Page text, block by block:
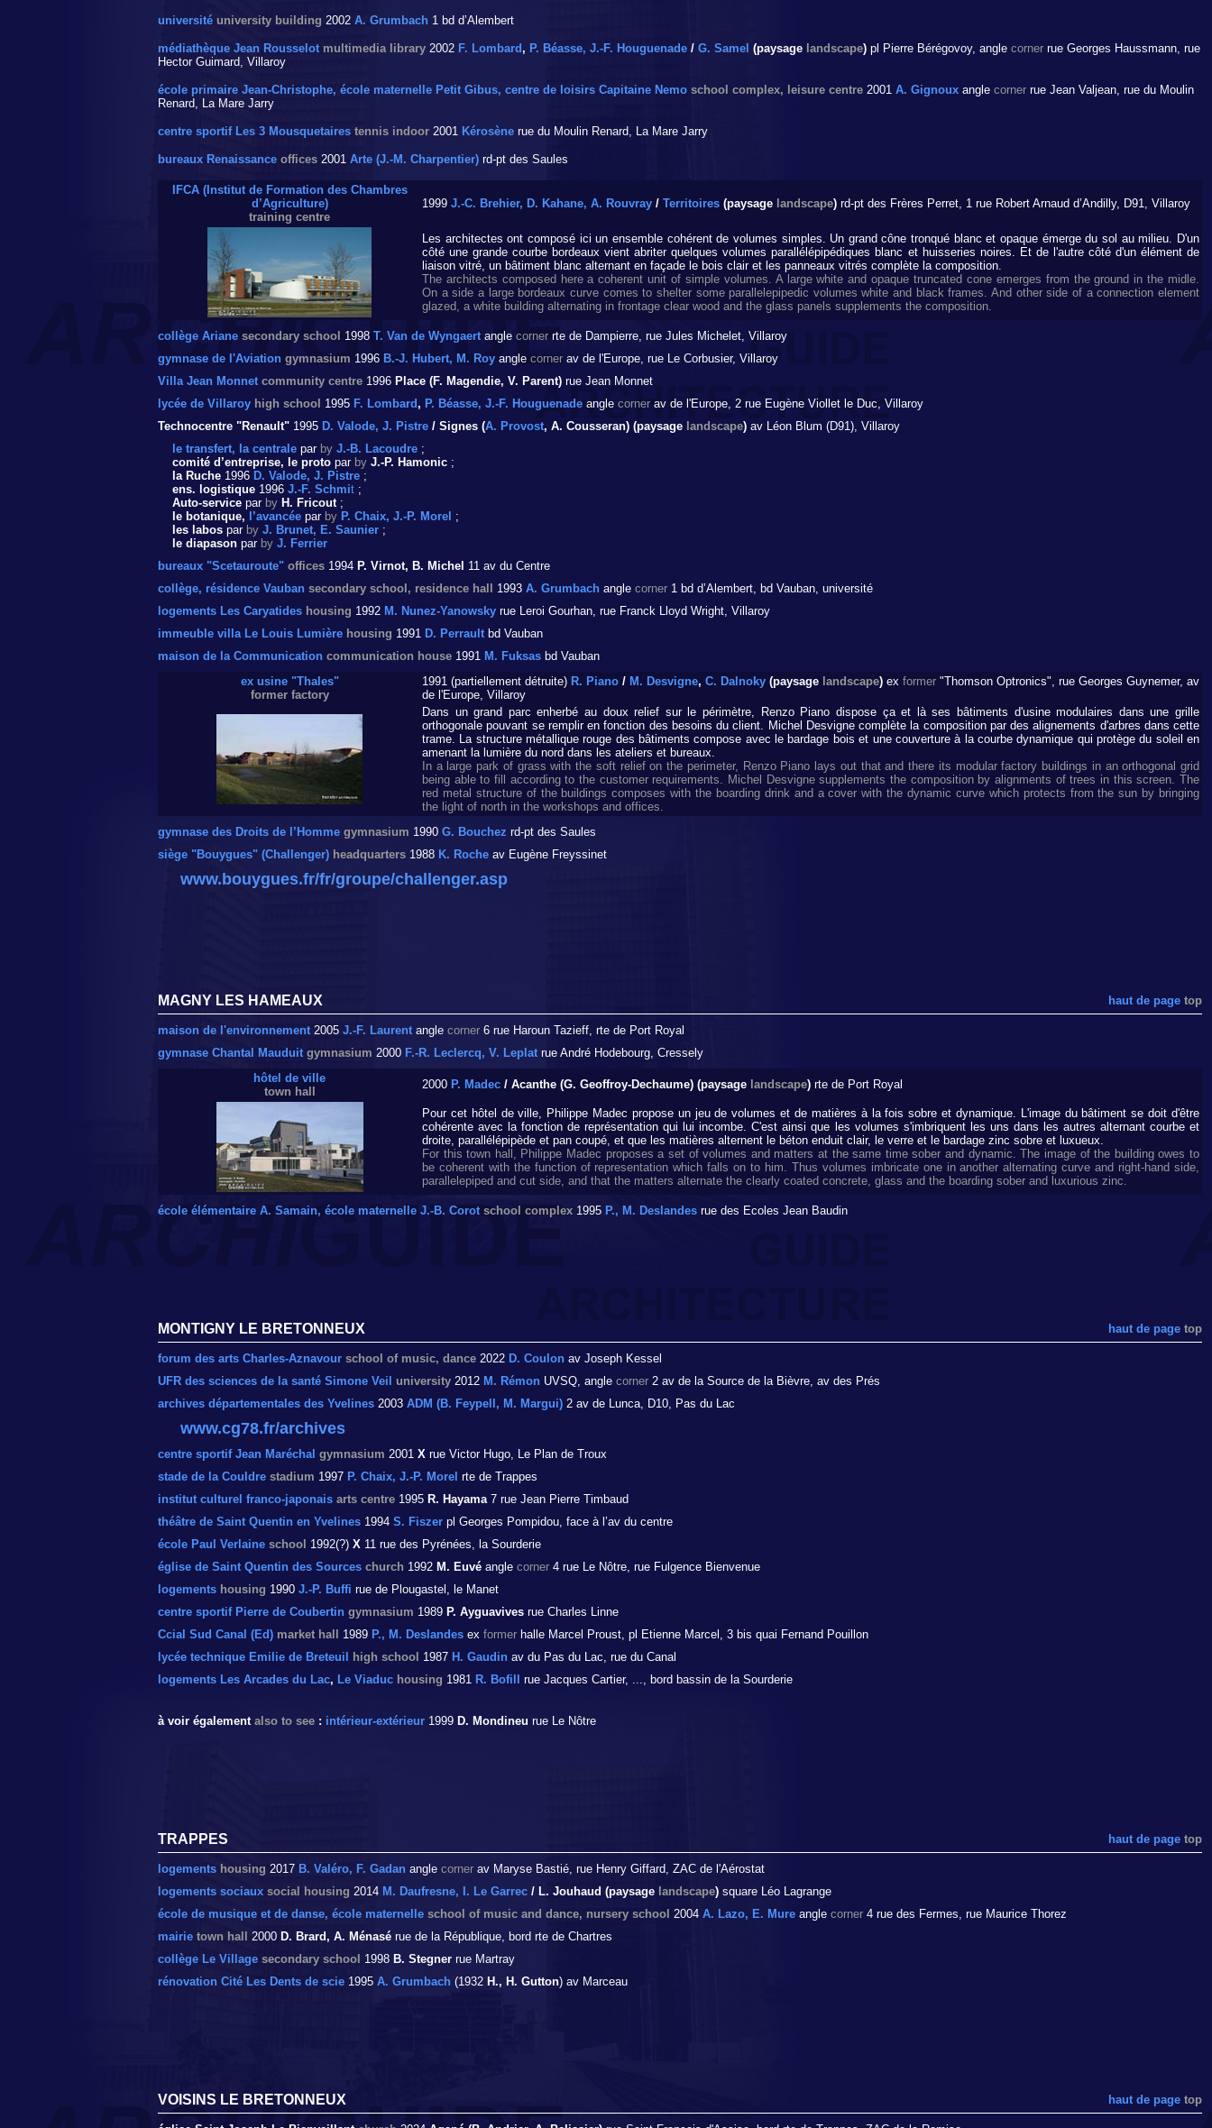
université university building 2002 A. Grumbach 1 bd d’Alembert
médiathèque Jean Rousselot multimedia library 2002 F. Lombard , P. Béasse, J.-F. Houguenade / G. Samel (paysage landscape) pl Pierre Bérégovoy, angle corner rue Georges Haussmann, rue
Hector Guimard, Villaroy
école primaire Jean-Christophe, école maternelle Petit Gibus, centre de loisirs Capitaine Nemo school complex, leisure centre 2001 A. Gignoux angle corner rue Jean Valjean, rue du Moulin
Renard, La Mare Jarry
centre sportif Les 3 Mousquetaires tennis indoor 2001 Kérosène rue du Moulin Renard, La Mare Jarry
bureaux Renaissance offices 2001 Arte (J.-M. Charpentier) rd-pt des Saules
IFCA (Institut de Formation des Chambres
d’Agriculture)
training centre
1999 J.-C. Brehier, D. Kahane, A. Rouvray / Territoires (paysage landscape) rd-pt des Frères Perret, 1 rue Robert Arnaud d’Andilly, D91, Villaroy
Les architectes ont composé ici un ensemble cohérent de volumes simples. Un grand cône tronqué blanc et opaque émerge du sol au milieu. D'un
côté une grande courbe bordeaux vient abriter quelques volumes parallélépipédiques blanc et huisseries noires. Et de l'autre côté d'un élément de
liaison vitré, un bâtiment blanc alternant en façade le bois clair et les panneaux vitrés complète la composition.
The architects composed here a coherent unit of simple volumes. A large white and opaque truncated cone emerges from the ground in the midle.
On a side a large bordeaux curve comes to shelter some parallelepipedic volumes white and black frames. And other side of a connection element
glazed, a white building alternating in frontage clear wood and the glass panels supplements the composition.
collège Ariane secondary school 1998 T. Van de Wyngaertangle corner rte de Dampierre, rue Jules Michelet, Villaroy
gymnase de l'Aviation gymnasium 1996 B.-J. Hubert, M. Roy angle corner av de l'Europe, rue Le Corbusier, Villaroy
Villa Jean Monnet community centre 1996 Place (F. Magendie, V. Parent) rue Jean Monnet
lycée de Villaroy high school 1995 F. Lombard , P. Béasse, J.-F. Houguenade angle corner av de l'Europe, 2 rue Eugène Viollet le Duc, Villaroy
Technocentre "Renault" 1995 D. Valode, J. Pistre / Signes (A. Provost, A. Cousseran) (paysage landscape) av Léon Blum (D91), Villaroy
le transfert, la centrale par by J.-B. Lacoudre ;
comité d’entreprise, le proto par by J.-P. Hamonic ;
la Ruche 1996 D. Valode, J. Pistre ;
ens. logistique 1996 J.-F. Schmit ;
Auto-service par by H. Fricout;
le botanique,
l’avancée par by P. Chaix, J.-P. Morel ;
les labos par by J. Brunet, E. Saunier ;
le diapason par by J. Ferrier
bureaux "Scetauroute" offices 1994 P. Virnot, B. Michel 11 av du Centre
collège, résidence Vauban secondary school, residence hall 1993 A. Grumbach angle corner 1 bd d’Alembert, bd Vauban, université
logements Les Caryatides housing 1992 M. Nunez-Yanowsky rue Leroi Gourhan, rue Franck Lloyd Wright, Villaroy
immeuble villa Le Louis Lumière housing 1991 D. Perraultbd Vauban
maison de la Communication communication house 1991 M. Fuksas bd Vauban
ex usine "Thales"
former factory
1991 (partiellement détruite) R. Piano / M. Desvigne, C. Dalnoky (paysage landscape) ex former "Thomson Optronics", rue Georges Guynemer, av
de l'Europe, Villaroy
Dans un grand parc enherbé au doux relief sur le périmètre, Renzo Piano dispose ça et là ses bâtiments d'usine modulaires dans une grille
orthogonale pouvant se remplir en fonction des besoins du client. Michel Desvigne complète la composition par des alignements d'arbres dans cette
trame. La structure métallique rouge des bâtiments compose avec le bardage bois et une couverture à la courbe dynamique qui protège du soleil en
amenant la lumière du nord dans les ateliers et bureaux.
In a large park of grass with the soft relief on the perimeter, Renzo Piano lays out that and there its modular factory buildings in an orthogonal grid
being able to fill according to the customer requirements. Michel Desvigne supplements the composition by alignments of trees in this screen. The
red metal structure of the buildings composes with the boarding drink and a cover with the dynamic curve which protects from the sun by bringing
the light of north in the workshops and offices.
gymnase des Droits de l’Homme gymnasium 1990 G. Bouchez rd-pt des Saules
siège "Bouygues" (Challenger) headquarters 1988 K. Roche av Eugène Freyssinet
www.bouygues.fr/fr/groupe/challenger.asp
MAGNY LES HAMEAUX haut de page top
maison de l'environnement2005 J.-F. Laurent angle corner 6 rue Haroun Tazieff, rte de Port Royal
gymnase Chantal Mauduit gymnasium 2000 F.-R. Leclercq, V. Leplat rue André Hodebourg, Cressely
hôtel de ville
town hall
2000 P. Madec / Acanthe (G. Geoffroy-Dechaume) (paysage landscape) rte de Port Royal
Pour cet hôtel de ville, Philippe Madec propose un jeu de volumes et de matières à la fois sobre et dynamique. L'image du bâtiment se doit d'être
cohérente avec la fonction de représentation qui lui incombe. C'est ainsi que les volumes s'imbriquent les uns dans les autres alternant courbe et
droite, parallélépipède et pan coupé, et que les matières alternent le béton enduit clair, le verre et le bardage zinc sobre et luxueux.
For this town hall, Philippe Madec proposes a set of volumes and matters at the same time sober and dynamic. The image of the building owes to
be coherent with the function of representation which falls on to him. Thus volumes imbricate one in another alternating curve and right-hand side,
parallelepiped and cut side, and that the matters alternate the clearly coated concrete, glass and the boarding sober and luxurious zinc.
école élémentaire A. Samain, école maternelle J.-B. Corot school complex 1995 P., M. Deslandes rue des Ecoles Jean Baudin
MONTIGNY LE BRETONNEUX haut de page top
forum des arts Charles-Aznavour school of music, dance 2022 D. Coulon av Joseph Kessel
UFR des sciences de la santé Simone Veil university 2012 M. Rémon UVSQ, angle corner 2 av de la Source de la Bièvre, av des Prés
archives départementales des Yvelines 2003 ADM (B. Feypell, M. Margui) 2 av de Lunca, D10, Pas du Lac
www.cg78.fr/archives
centre sportif Jean Maréchal gymnasium 2001 X rue Victor Hugo, Le Plan de Troux
stade de la Couldre stadium 1997 P. Chaix, J.-P. Morel rte de Trappes
institut culturel franco-japonais arts centre 1995 R. Hayama7 rue Jean Pierre Timbaud
théâtre de Saint Quentin en Yvelines 1994 S. Fiszer pl Georges Pompidou, face à l’av du centre
école Paul Verlaine school 1992(?) X 11 rue des Pyrénées, la Sourderie
église de Saint Quentin des Sources church 1992 M. Euvé angle corner 4 rue Le Nôtre, rue Fulgence Bienvenue
logements housing 1990 J.-P. Buffi rue de Plougastel, le Manet
centre sportif Pierre de Coubertin gymnasium 1989 P. Ayguavives rue Charles Linne
Ccial Sud Canal (Ed) market hall 1989 P., M. Deslandes ex former halle Marcel Proust, pl Etienne Marcel, 3 bis quai Fernand Pouillon
lycée technique Emilie de Breteuil
high school 1987 H. Gaudin av du Pas du Lac, rue du Canal
logements Les Arcades du Lac, Le Viaduc housing 1981 R. Bofill rue Jacques Cartier, ..., bord bassin de la Sourderie
à voir également also to see : intérieur-extérieur 1999 D. Mondineu rue Le Nôtre
TRAPPES haut de page top
logements housing 2017 B. Valéro, F. Gadan angle corner av Maryse Bastié, rue Henry Giffard, ZAC de l'Aérostat
logements sociaux social housing 2014 M. Daufresne, I. Le Garrec / L. Jouhaud (paysage landscape) square Léo Lagrange
école de musique et de danse, école maternelle school of music and dance, nursery school 2004 A. Lazo, E. Mure angle corner 4 rue des Fermes, rue Maurice Thorez
mairie town hall 2000 D. Brard, A. Ménasé rue de la République, bord rte de Chartres
collège Le Village secondary school 1998 B. Stegner rue Martray
rénovation Cité Les Dents de scie 1995 A. Grumbach (1932 H., H. Gutton) av Marceau
VOISINS LE BRETONNEUX haut de page top